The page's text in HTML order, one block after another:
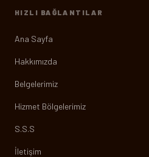
HIZLI BAĞLANTILAR
Ana Sayfa
Hakkımızda
Belgelerimiz
Hizmet Bölgelerimiz
S.S.S
İletişim